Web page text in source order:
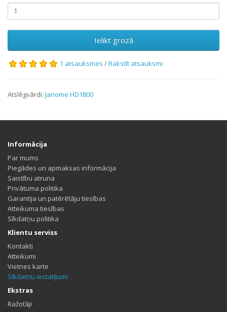
Ielikt grozā
1 atsauksmes /Rakstīt atsauksmi
Atslēgvārdi: Janome HD1800
Informācija
Par mums
Piegādes un apmaksas informācija
Saistību atruna
Privātuma politika
Garantija un patērētāju tiesības
Atteikuma tiesības
Sīkdatņu politika
Klientu serviss
Kontakti
Atteikumi
Vietnes karte
Sīkdatņu iestatījumi
Ekstras
Ražotāji